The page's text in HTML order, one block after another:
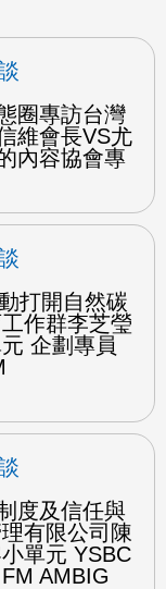
圈專訪台灣
維會長VS尤
內容協會專
打開自然碳
作群李芝瑩
企劃專員
度及信任與
有限公司陳
單元 YSBC
AMBIG